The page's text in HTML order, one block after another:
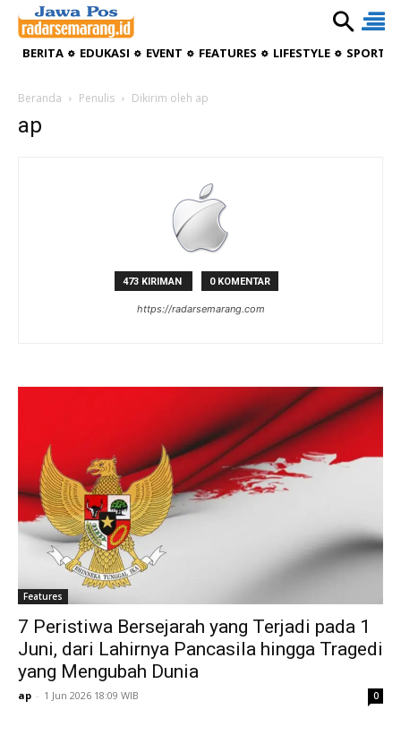
BERITA EDUKASI EVENT FEATURES LIFESTYLE
Beranda Penulis Dikirim oleh ap
ap
473 KIRIMAN 0 KOMENTAR
https://radarsemarang.com
Features
7 Peristiwa Bersejarah yang Terjadi pada 1
Juni, dari Lahirnya Pancasila hingga Tragedi
yang Mengubah Dunia
ap - 1 Jun 2026 18:09 WIB 0